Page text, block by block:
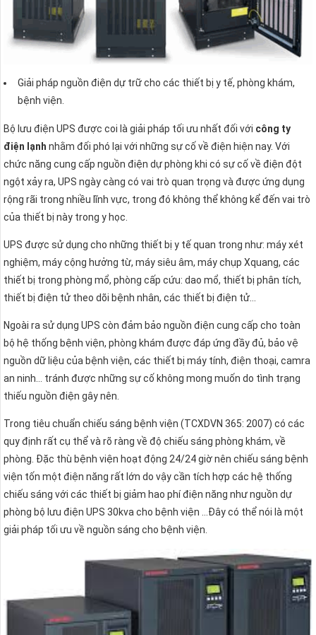
Giải pháp nguồn điện dự trữ cho các thiết bị y tế, phòng khám,
bệnh viện.
Bộ lưu điện UPS được coi là giải pháp tối ưu nhất đối với công ty
điện lạnh nhằm đối phó lại với những sự cố về điện hiện nay. Với
chức năng cung cấp nguồn điện dự phòng khi có sự cố về điện đột
ngột xảy ra, UPS ngày càng có vai trò quan trọng và được ứng dụng
rộng rãi trong nhiều lĩnh vực, trong đó không thể không kể đến vai trò
của thiết bị này trong y học.
UPS được sử dụng cho những thiết bị y tế quan trong như: máy xét
nghiệm, máy cộng hưởng từ, máy siêu âm, máy chụp Xquang, các
thiết bị trong phòng mổ, phòng cấp cứu: dao mổ, thiết bị phân tích,
thiết bị điện tử theo dõi bệnh nhân, các thiết bị điện tử…
Ngoài ra sử dụng UPS còn đảm bảo nguồn điện cung cấp cho toàn
bộ hệ thống bệnh viện, phòng khám được đáp ứng đầy đủ, bảo vệ
nguồn dữ liệu của bệnh viện, các thiết bị máy tính, điện thoại, camra
an ninh… tránh được những sự cố không mong muốn do tình trạng
thiếu nguồn điện gây nên.
Trong tiêu chuẩn chiếu sáng bệnh viện (TCXDVN 365: 2007) có các
quy định rất cụ thể và rõ ràng về độ chiếu sáng phòng khám, về
phòng. Đặc thù bệnh viện hoạt động 24/24 giờ nên chiếu sáng bệnh
viện tốn một điện năng rất lớn do vậy cần tích hợp các hệ thống
chiếu sáng với các thiết bị giảm hao phí điện năng như nguồn dự
phòng bộ lưu điện UPS 30kva cho bệnh viện …Đây có thể nói là một
giải pháp tối ưu về nguồn sáng cho bệnh viện.